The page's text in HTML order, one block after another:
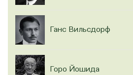
Ганс Вильсдорф
Горо Йошида